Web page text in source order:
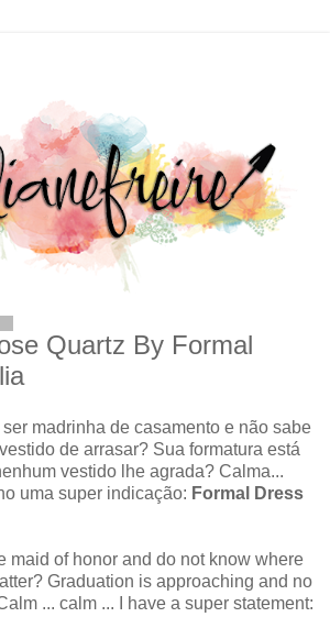
Quartz By Formal
madrinha de casamento e não sabe
de arrasar? Sua formatura está
vestido lhe agrada? Calma...
uma super indicação: Formal Dress
maid of honor and do not know where
Graduation is approaching and no
... calm ... I have a super statement: